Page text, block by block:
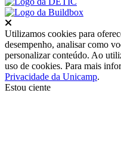
Utilizamos cookies para
desempenho, analisar como
personalizar conteúdo. Ao
uso de cookies. Para mais
Privacidade da Unicamp.
Estou ciente